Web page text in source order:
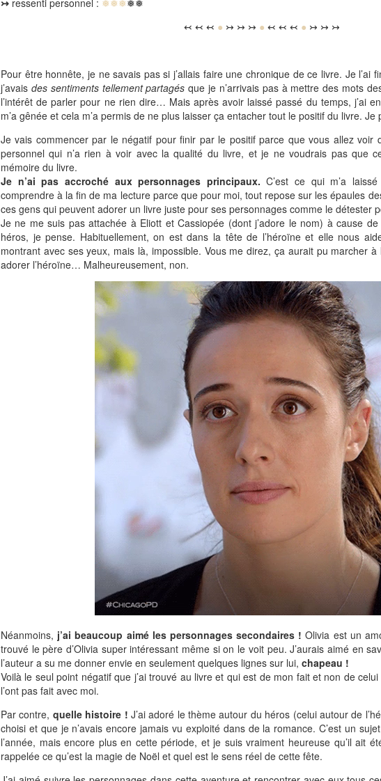
↢ ↢ ↢ ● ↣ ↣ ↣ ● ↢ ↢ ↢ ● ↣ ↣ ↣
Pour être honnête, je ne savais pas si j’allais faire une chronique de ce livre. Je l’ai
j’avais des sentiments tellement partagés que je n’arrivais pas à mettre des mots
l’intérêt de parler pour ne rien dire… Mais après avoir laissé passé du temps, j’ai
m’a gênée et cela m’a permis de ne plus laisser ça entacher tout le positif du livre.
Je vais commencer par le négatif pour finir par le positif parce que vous allez voir
personnel qui n’a rien à voir avec la qualité du livre, et je ne voudrais pas que
mémoire du livre.
Je n’ai pas accroché aux personnages principaux. C’est ce qui m’a
comprendre à la fin de ma lecture parce que pour moi, tout repose sur les épaules
ces gens qui peuvent adorer un livre juste pour ses personnages comme le détester
Je ne me suis pas attachée à Eliott et Cassiopée (dont j’adore le nom) à cause
héros, je pense. Habituellement, on est dans la tête de l’héroïne et elle nous
montrant avec ses yeux, mais là, impossible. Vous me direz, ça aurait pu marcher à
adorer l’héroïne… Malheureusement, non.
Néanmoins, j’ai beaucoup aimé les personnages secondaires ! Olivia est un
trouvé le père d’Olivia super intéressant même si on le voit peu. J’aurais aimé en
l’auteur a su me donner envie en seulement quelques lignes sur lui, chapeau !
Voilà le seul point négatif que j’ai trouvé au livre et qui est de mon fait et non de
l’ont pas fait avec moi.
Par contre, quelle histoire ! J’ai adoré le thème autour du héros (celui autour de
choisi et que je n’avais encore jamais vu exploité dans de la romance. C’est un
l’année, mais encore plus en cette période, et je suis vraiment heureuse qu’il ait
rappelée ce qu’est la magie de Noël et quel est le sens réel de cette fête.